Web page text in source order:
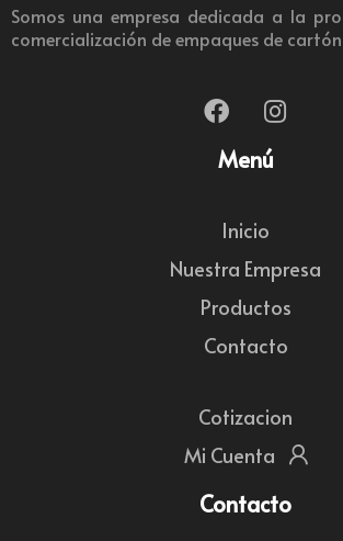
Somos una empresa dedicada a la
comercialización de empaques de
Menú
Inicio
Nuestra Empresa
Productos
Contacto
Cotizacion
Mi Cuenta
Contacto